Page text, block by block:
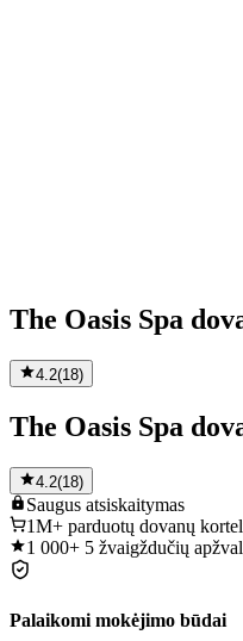
The Oasis Spa
4.2(18)
The Oasis Spa
4.2(18)
Saugus atsiskaitymas
1M+ parduotų dovanų
1 000+ 5 žvaigždučių
Palaikomi mokėjimo būdai